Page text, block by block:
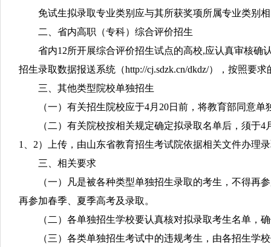
免试生拟录取专业类别应与其所获奖项所属专业类别相
二、省内高职（专科）综合评价招生
省内12所开展综合评价招生试点的高校,应认真审核确认
招生录取数据报送系统（http://cj.sdzk.cn/dkdz/），按照要
三、其他类型院校单独招生
（一）有关招生院校应于4月20日前，将教育部同意单
（二）有关院校按相关规定确定拟录取名单后，须于4月
1、2）上传，由山东省教育招生考试院依据相关文件办理
三、相关要求
（一）凡是被各种类型单独招生录取的考生，不得再参
再参加春季、夏季高考及录取。
（二）各单独招生学校要认真核对拟录取考生名单，确
（三）各类单独招生考试中的违规考生，由各招生学校